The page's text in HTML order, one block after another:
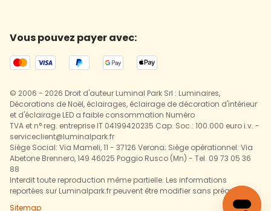
Vous pouvez payer avec:
© 2006 - 2026 Droit d'auteur Luminal Park Srl : Luminaires,
Décorations de Noël, éclairages, éclairage de décoration d'intérieur
et d'éclairage LED a faible consommation Numéro
TVA et n° reg. entreprise IT 04199420235 Cap. Soc.: 100.000 euro i.v. -
serviceclient@luminalpark.fr
Siège Social: Via Mameli, 11 - 37126 Verona; Siège opérationnel: Via
Abetone Brennero, 149 46025 Poggio Rusco (Mn) - Tel. 09 73 05 36
88
Interdit toute reproduction même partielle. Les informations
reportées sur Luminalpark.fr peuvent être modifier sans préavis.
Sitemap